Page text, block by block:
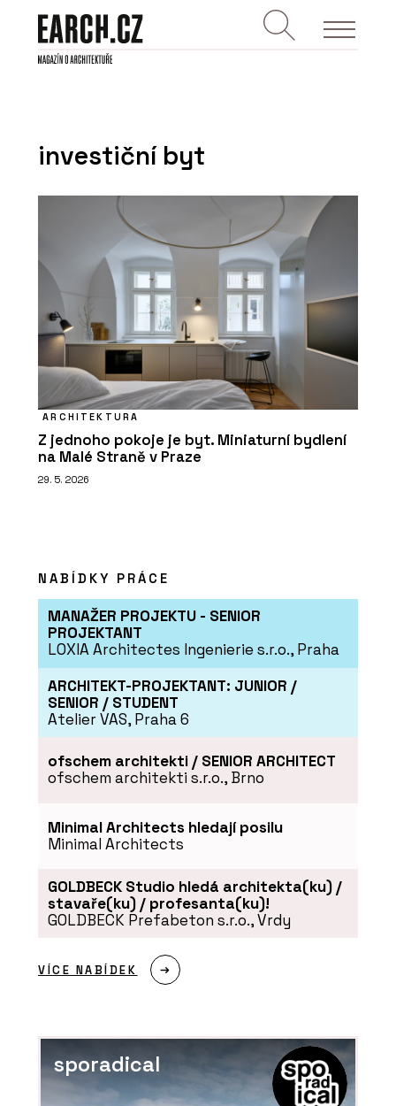
investiční byt
ARCHITEKTURA
Z jednoho pokoje je byt. Miniaturní bydlení
na Malé Straně v Praze
29. 5. 2026
NABÍDKY PRÁCE
MANAŽER PROJEKTU - SENIOR
PROJEKTANT
LOXIA Architectes Ingenierie s.r.o., Praha
ARCHITEKT-PROJEKTANT: JUNIOR /
SENIOR / STUDENT
Atelier VAS, Praha 6
ofschem architekti / SENIOR ARCHITECT
ofschem architekti s.r.o., Brno
Minimal Architects hledají posilu
Minimal Architects
GOLDBECK Studio hledá architekta(ku) /
stavaře(ku) / profesanta(ku)!
GOLDBECK Prefabeton s.r.o., Vrdy
VÍCE NABÍDEK
sporadical